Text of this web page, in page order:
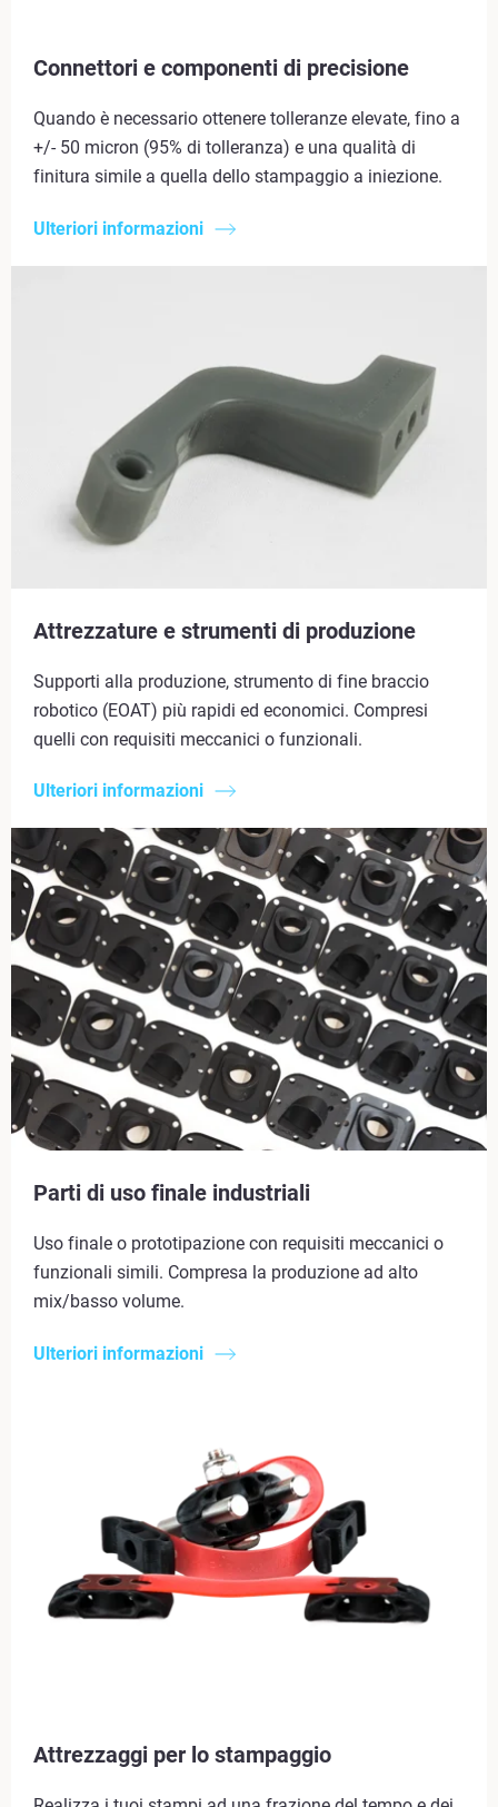
Connettori e componenti di precisione
Quando è necessario ottenere tolleranze elevate, fino a
+/- 50 micron (95% di tolleranza) e una qualità di
finitura simile a quella dello stampaggio a iniezione.
Ulteriori informazioni
Attrezzature e strumenti di produzione
Supporti alla produzione, strumento di fine braccio
robotico (EOAT) più rapidi ed economici. Compresi
quelli con requisiti meccanici o funzionali.
Ulteriori informazioni
Parti di uso finale industriali
Uso finale o prototipazione con requisiti meccanici o
funzionali simili. Compresa la produzione ad alto
mix/basso volume.
Ulteriori informazioni
Attrezzaggi per lo stampaggio